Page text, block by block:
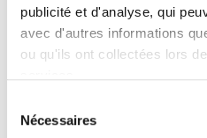
publicité et d'analyse, qui
avec d'autres informations
ou qu'ils ont collectées lors
Nécessaires